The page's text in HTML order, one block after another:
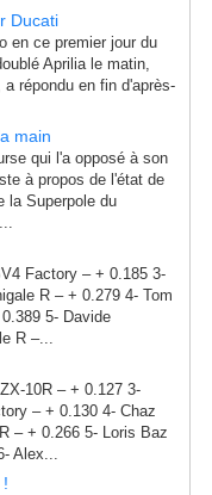
Ducati
en ce premier jour du
Aprilia le matin,
répondu en fin d'après-
main
qui l'a opposé à son
à propos de l'état de
la Superpole du
Factory – + 0.185 3-
R – + 0.279 4- Tom
5- Davide
R –...
10R – + 0.127 3-
– + 0.130 4- Chaz
– + 0.266 5- Loris Baz
Alex...